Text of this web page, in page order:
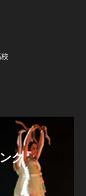
ク